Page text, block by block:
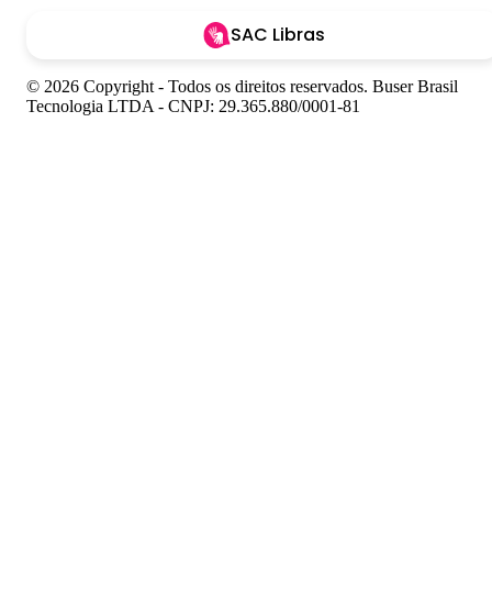
SAC Libras
© 2026 Copyright - Todos os direitos reservados. Buser Brasil
Tecnologia LTDA - CNPJ: 29.365.880/0001-81